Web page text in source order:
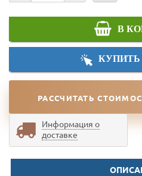
В
КУПИТЬ
РАССЧИТАТЬ
Информация о
доставке